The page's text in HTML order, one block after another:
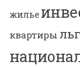
жилье
квартиры